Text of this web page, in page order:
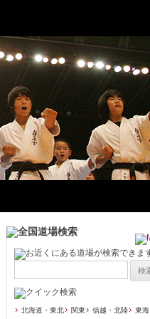
北海道・東北 関東 信越・北陸 東海